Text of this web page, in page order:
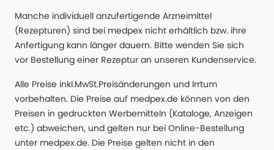
Manche individuell anzufertigende Arzneimittel
(Rezepturen) sind bei medpex nicht erhältlich bzw. ihre
Anfertigung kann länger dauern. Bitte wenden Sie sich
vor Bestellung einer Rezeptur an unseren Kundenservice.
Alle Preise inkl.MwSt.Preisänderungen und Irrtum
vorbehalten. Die Preise auf medpex.de können von den
Preisen in gedruckten Werbemitteln (Kataloge, Anzeigen
etc.) abweichen, und gelten nur bei Online-Bestellung
unter medpex.de. Die Preise gelten nicht in den